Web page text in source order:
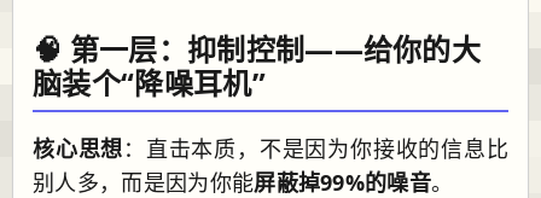
🧠 第一层：抑制控制——给你的大
脑装个“降噪耳机”
核心思想：直击本质，不是因为你接收的信息比
别人多，而是因为你能屏蔽掉99%的噪音。